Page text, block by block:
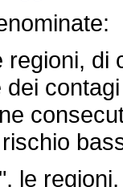
di
regioni,